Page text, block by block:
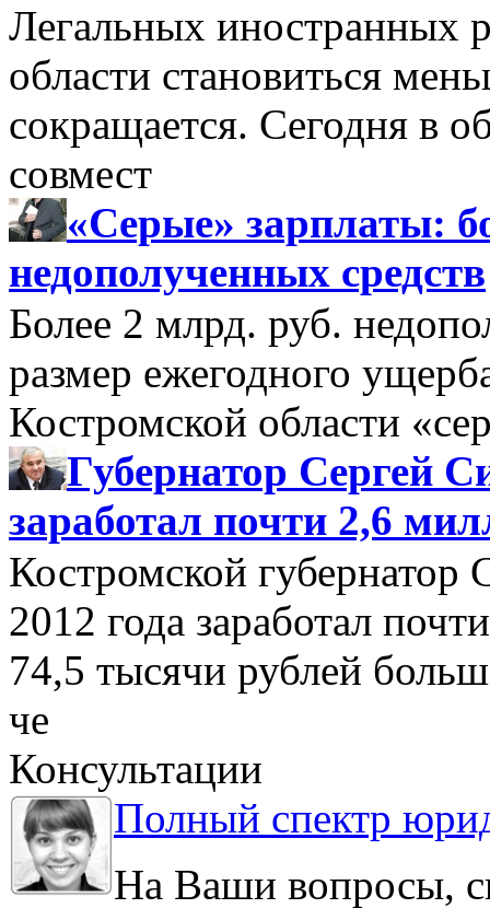
Легальных иностранных
области становиться
сокращается. Сегодня в
совмест
«Серые» зарплаты:
недополученных средств
Более 2 млрд. руб.
размер ежегодного
Костромской области
Губернатор Сергей
заработал почти 2,6
Костромской губернатор
2012 года заработал
74,5 тысячи рублей
че
Консультации
Полный спектр
На Ваши вопросы,